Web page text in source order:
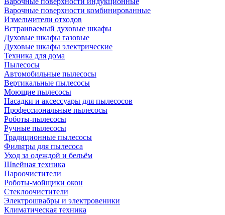
Варочные поверхности комбинированные
Измельчители отходов
Встраиваемый духовые шкафы
Духовые шкафы газовые
Духовые шкафы электрические
Техника для дома
Пылесосы
Автомобильные пылесосы
Вертикальные пылесосы
Моющие пылесосы
Насадки и аксессуары для пылесосов
Профессиональные пылесосы
Роботы-пылесосы
Ручные пылесосы
Традиционные пылесосы
Фильтры для пылесоса
Уход за одеждой и бельём
Швейная техника
Пароочистители
Роботы-мойщики окон
Стеклоочистители
Электрошвабры и электровеники
Климатическая техника